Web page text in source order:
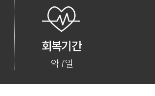
회복기간
약 7일